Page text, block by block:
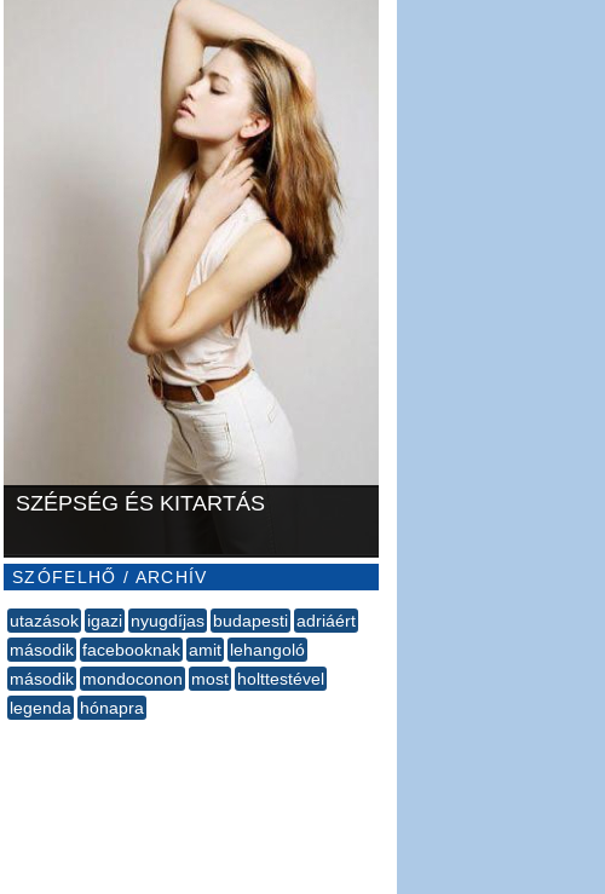
SZÉPSÉG ÉS KITARTÁS
SZÓFELHŐ / ARCHÍV
utazások igazi nyugdíjas budapesti adriáért
második facebooknak amit lehangoló
második mondoconon most holttestével
legenda hónapra